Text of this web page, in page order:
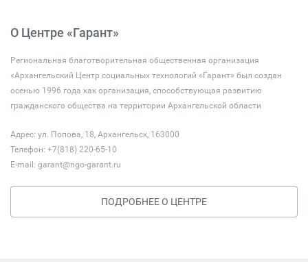
О Центре «Гарант»
Региональная благотворительная общественная организация
«Архангельский Центр социальных технологий «Гарант» был создан
осенью 1996 года как организация, способствующая развитию
гражданского общества на территории Архангельской области
Адрес: ул. Попова, 18, Архангельск, 163000
Телефон: +7(818) 220-65-10
E-mail: garant@ngo-garant.ru
ПОДРОБНЕЕ О ЦЕНТРЕ